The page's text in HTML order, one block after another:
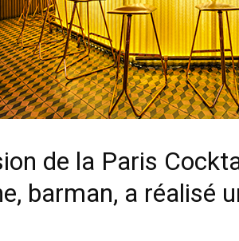
de la Paris
barman, a réalisé